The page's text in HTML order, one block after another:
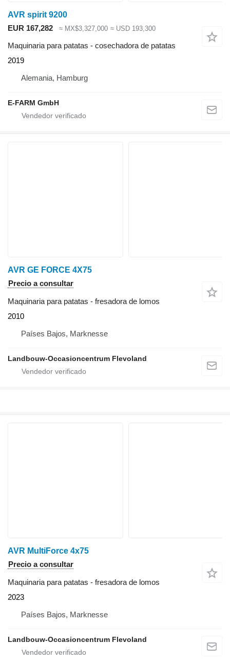
AVR spirit 9200
EUR 167,282
≈ MX$3,327,000 ≈ USD 193,300
Maquinaria para patatas - cosechadora de patatas
2019
Alemania, Hamburg
E-FARM GmbH
AVR GE FORCE 4X75
Precio a consultar
Maquinaria para patatas - fresadora de lomos
2010
Países Bajos, Marknesse
Landbouw-Occasioncentrum Flevoland
AVR MultiForce 4x75
Precio a consultar
Maquinaria para patatas - fresadora de lomos
2023
Países Bajos, Marknesse
Landbouw-Occasioncentrum Flevoland